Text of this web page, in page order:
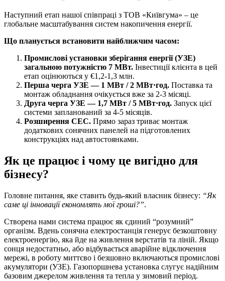
Наступний етап нашої співпраці з ТОВ «Київгума» – це
глобальне масштабування систем накопичення енергії.
Що планується встановити найближчим часом:
Промислові установки зберігання енергії (УЗЕ)
загальною потужністю 7 МВт. Інвестиції клієнта в цей
етап оцінюються у €1,2-1,3 млн.
Перша черга УЗЕ — 1 МВт / 2 МВт·год. Поставка та
монтаж обладнання очікується вже за 2-3 місяці.
Друга черга УЗЕ — 1,7 МВт / 5 МВт·год. Запуск цієї
системи запланований за 4-5 місяців.
Розширення СЕС. Прямо зараз триває монтаж
додаткових сонячних панелей на підготовлених
конструкціях над автостоянками.
Як це працює і чому це вигідно для
бізнесу?
Головне питання, яке ставить будь-який власник бізнесу: “Як
саме ці інновації економлять мої гроші?”.
Створена нами система працює як єдиний “розумний”
організм. Вдень сонячна електростанція генерує безкоштовну
електроенергію, яка йде на живлення верстатів та ліній. Якщо
сонця недостатньо, або відбувається аварійне відключення
мережі, в роботу миттєво і безшовно включаються промислові
акумулятори (УЗЕ). Газопоршнева установка слугує надійним
базовим джерелом живлення та тепла у зимовий період.